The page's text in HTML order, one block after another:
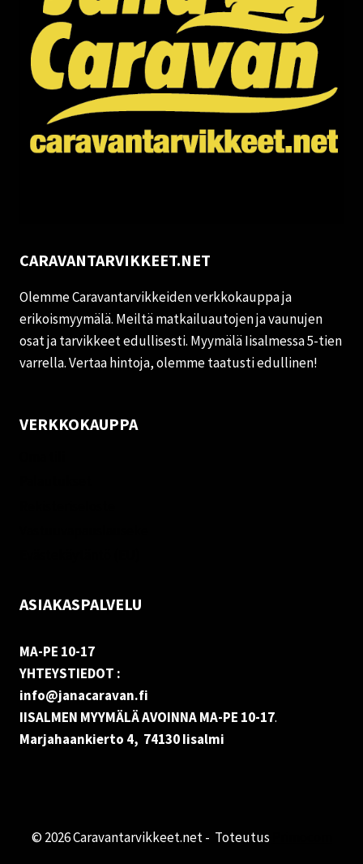
CARAVANTARVIKKEET.NET
Olemme Caravantarvikkeiden verkkokauppa ja
erikoismyymälä. Meiltä matkailuautojen ja vaunujen
osat ja tarvikkeet edullisesti. Myymälä Iisalmessa 5-tien
varrella. Vertaa hintoja, olemme taatusti edullinen!
VERKKOKAUPPA
ASIAKASPALVELU
MA-PE 10-17
YHTEYSTIEDOT :
info@janacaravan.fi
IISALMEN MYYMÄLÄ AVOINNA MA-PE 10-17.
Marjahaankierto 4, 74130 Iisalmi
© 2026 Caravantarvikkeet.net - Toteutus